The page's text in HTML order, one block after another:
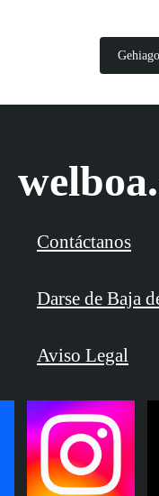
Contáctanos
Darse de Baja
Aviso Legal